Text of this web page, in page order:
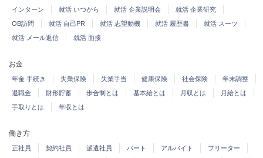
インターン 就活 いつから 就活 企業説明会
就活 企業研究
OB訪問
就活 自己PR 就活 志望動機 就活 履歴書
就活 スーツ
就活 メール返信
就活 面接
お金
年金 手続き 失業保険 失業手当 健康保険 社会保険
年末調整
退職金
財形貯蓄 歩合制とは 基本給とは 月収とは
月給とは
手取りとは
年収とは
働き方
正社員 契約社員 派遣社員 パート アルバイト
フリーター